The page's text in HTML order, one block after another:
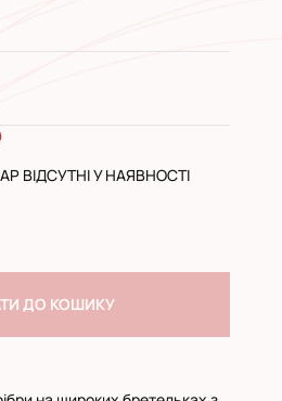
ВІДСУТНІ У НАЯВНОСТІ
ДО КОШИКУ